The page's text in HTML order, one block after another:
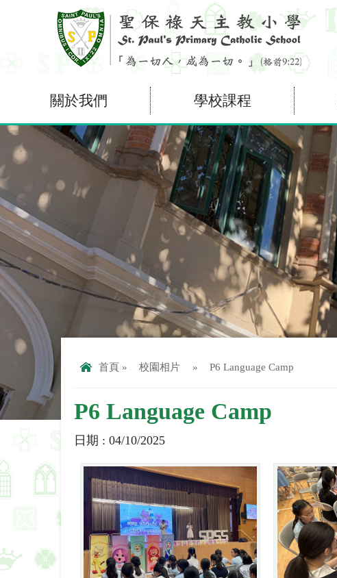
關於我們 學校課程
首頁 » 校園相片 » P6 Language Camp
P6 Language Camp
日期 : 04/10/2025